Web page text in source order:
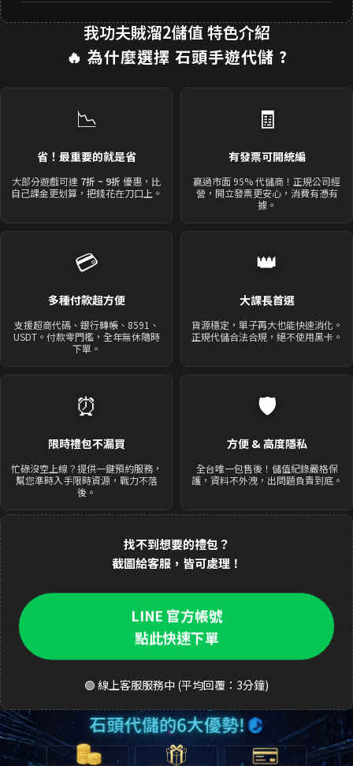
我功夫賊溜2儲值 特色介紹
🔥 為什麼選擇 石頭手遊代儲 ?
📉
省！最重要的就是省
大部分遊戲可達 7折 ~ 9折 優惠，比
自己課金更划算，把錢花在刀口上。
🧾
有發票可開統編
贏過市面 95% 代儲商！正規公司經
營，開立發票更安心，消費有憑有
據。
💳
多種付款超方便
支援超商代碼、銀行轉帳、8591、
USDT。付款零門檻，全年無休隨時
下單。
👑
大課長首選
貨源穩定，單子再大也能快速消化。
正規代儲合法合規，絕不使用黑卡。
⏰
限時禮包不漏買
忙碌沒空上線？提供一鍵預約服務，
幫您準時入手限時資源，戰力不落
後。
🛡️
方便 & 高度隱私
全台唯一包售後！儲值紀錄嚴格保
護，資料不外洩，出問題負責到底。
找不到想要的禮包？
截圖給客服，皆可處理！
LINE 官方帳號
點此快速下單
🟢 線上客服服務中 (平均回覆：3分鐘)